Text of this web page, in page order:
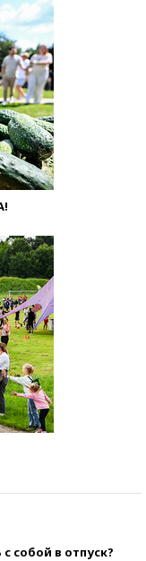
собой в отпуск?